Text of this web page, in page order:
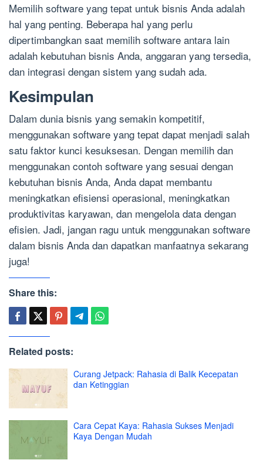
Memilih software yang tepat untuk bisnis Anda adalah
hal yang penting. Beberapa hal yang perlu
dipertimbangkan saat memilih software antara lain
adalah kebutuhan bisnis Anda, anggaran yang tersedia,
dan integrasi dengan sistem yang sudah ada.
Kesimpulan
Dalam dunia bisnis yang semakin kompetitif,
menggunakan software yang tepat dapat menjadi salah
satu faktor kunci kesuksesan. Dengan memilih dan
menggunakan contoh software yang sesuai dengan
kebutuhan bisnis Anda, Anda dapat membantu
meningkatkan efisiensi operasional, meningkatkan
produktivitas karyawan, dan mengelola data dengan
efisien. Jadi, jangan ragu untuk menggunakan software
dalam bisnis Anda dan dapatkan manfaatnya sekarang
juga!
Share this:
Related posts:
Curang Jetpack: Rahasia di Balik Kecepatan
dan Ketinggian
Cara Cepat Kaya: Rahasia Sukses Menjadi
Kaya Dengan Mudah